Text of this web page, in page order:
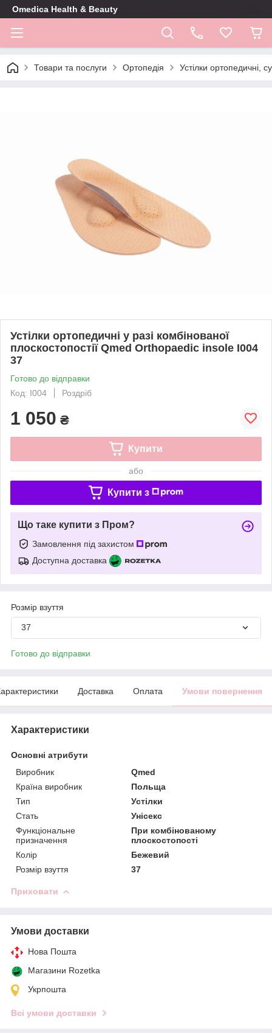
Omedica Health & Beauty
Товари та послуги Ортопедія Устілки ортопедичні,
Устілки ортопедичні у разі комбінованої
плоскостопостії Qmed Orthopaedic insole I004
37
Готово до відправки
Код: I004
Роздріб
1 050 ₴
Купити
або
Купити з
Що таке купити з Пром?
Замовлення під захистом
Доступна доставка
Розмір взуття
37
Готово до відправки
Доставка Оплата Умови повернення
Характеристики
Основні атрибути
Виробник
Qmed
Країна виробник
Польща
Тип
Устілки
Стать
Унісекс
Функціональне
призначення
При комбінованому
плоскостопості
Колір
Бежевий
Розмір взуття
37
Приховати
Умови доставки
Нова Пошта
Магазини Rozetka
Укрпошта
Всі умови доставки